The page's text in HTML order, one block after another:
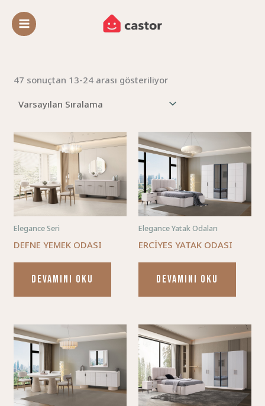
atla
47 sonuçtan 13-24 arası gösteriliyor
Elegance Seri
DEFNE YEMEK ODASI
DEVAMINI OKU
Elegance Yatak Odaları
ERCİYES YATAK ODASI
DEVAMINI OKU